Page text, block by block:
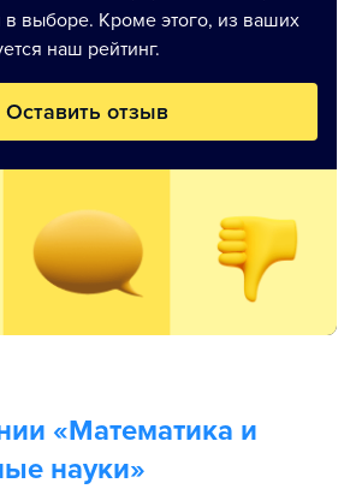
выборе. Кроме этого, из ваших
наш рейтинг.
Оставить отзыв
«Математика и
науки»